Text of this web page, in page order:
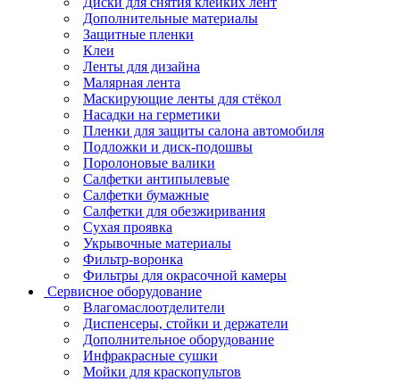
Дополнительные материалы
Защитные пленки
Клеи
Ленты для дизайна
Малярная лента
Маскирующие ленты для стёкол
Насадки на герметики
Пленки для защиты салона автомобиля
Подложки и диск-подошвы
Поролоновые валики
Салфетки антипылевые
Салфетки бумажные
Салфетки для обезжиривания
Сухая проявка
Укрывочные материалы
Фильтр-воронка
Фильтры для окрасочной камеры
Сервисное оборудование
Влагомаслоотделители
Диспенсеры, стойки и держатели
Дополнительное оборудование
Инфракрасные сушки
Мойки для краскопультов